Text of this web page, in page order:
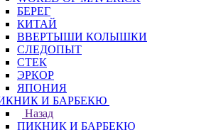
БЕРЕГ
КИТАЙ
ВВЕРТЫШИ КОЛЫШКИ
СЛЕДОПЫТ
СТЕК
ЭРКОР
ЯПОНИЯ
И БАРБЕКЮ
Назад
ПИКНИК И БАРБЕКЮ